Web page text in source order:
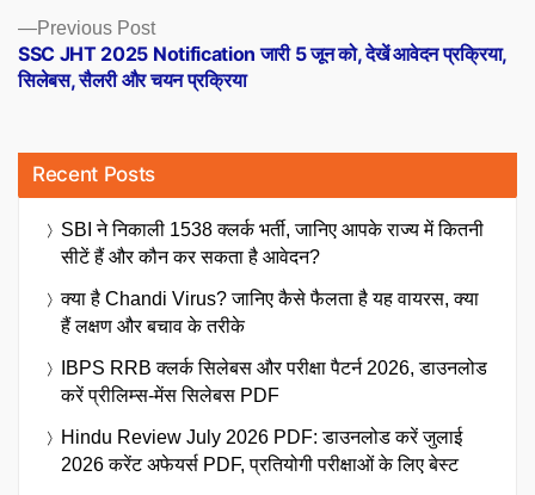
Previous PostPrevious
post:
SSC JHT 2025 Notification जारी 5 जून को, देखें आवेदन प्रक्रिया,
सिलेबस, सैलरी और चयन प्रक्रिया
Recent Posts
SBI ने निकाली 1538 क्लर्क भर्ती, जानिए आपके राज्य में कितनी
सीटें हैं और कौन कर सकता है आवेदन?
क्या है Chandi Virus? जानिए कैसे फैलता है यह वायरस, क्या
हैं लक्षण और बचाव के तरीके
IBPS RRB क्लर्क सिलेबस और परीक्षा पैटर्न 2026, डाउनलोड
करें प्रीलिम्स-मेंस सिलेबस PDF
Hindu Review July 2026 PDF: डाउनलोड करें जुलाई
2026 करेंट अफेयर्स PDF, प्रतियोगी परीक्षाओं के लिए बेस्ट